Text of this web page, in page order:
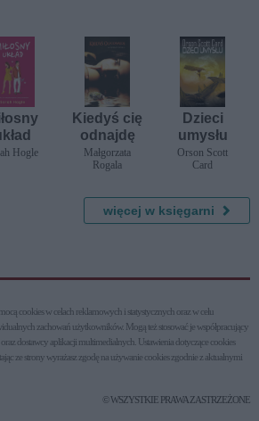
Hogle
Kiedyś cię
odnajdę
Małgorzata
Rogala
Dzieci
umysłu
Orson Scott
Card
więcej w księgarni
cookies w celach reklamowych i statystycznych oraz w celu
zachowań użytkowni­ków. Mogą też stosować je współpracujący
dostawcy aplikacji multimedialnych. Ustawienia dotyczące cookies
ze strony wyrażasz zgodę na używanie cookies zgodnie z aktualnymi
© WSZYSTKIE PRAWA ZASTRZEŻONE